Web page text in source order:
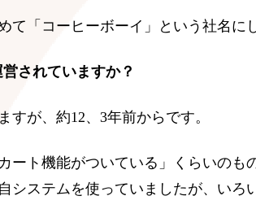
て「コーヒーボーイ」という社名に
されていますか？
すが、約12、3年前からです。
ート機能がついている」くらいのも
システムを使っていましたが、いろ